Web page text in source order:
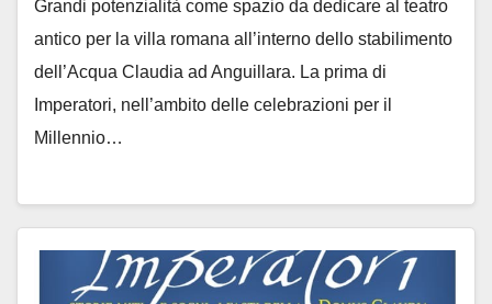
Grandi potenzialità come spazio da dedicare al teatro
antico per la villa romana all’interno dello stabilimento
dell’Acqua Claudia ad Anguillara. La prima di
Imperatori, nell’ambito delle celebrazioni per il
Millennio…